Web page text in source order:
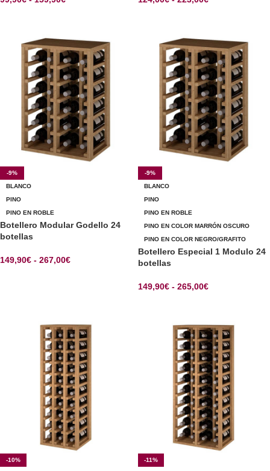
-9%
BLANCO
PINO
PINO EN ROBLE
Botellero Modular Godello 24
botellas
149,90€ - 267,00€
-9%
BLANCO
PINO
PINO EN ROBLE
PINO EN COLOR MARRÓN OSCURO
PINO EN COLOR NEGRO/GRAFITO
Botellero Especial 1 Modulo 24
botellas
149,90€ - 265,00€
-10%
-11%